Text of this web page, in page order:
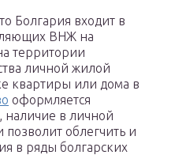
Болгария входит в
ВНЖ на
территории
личной жилой
квартиры или дома в
оформляется
наличие в личной
облегчить и
в ряды болгарских